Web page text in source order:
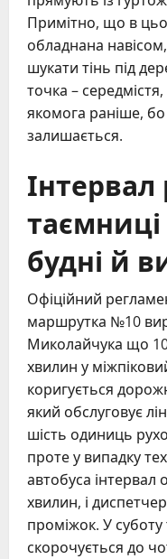
Примітно, що в
обладнана
шукати тінь під
точка –
якомога раніше,
залишається.
Інтервал
будні й
Офіційний
маршрутка №10
Миколайчука що
хвилин у
коригується
який обслуговує
шість одиниць
проте у випадку
автобуса інтервал
хвилин, і
проміжок. У суботу
скорочується до